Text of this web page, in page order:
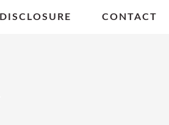
DISCLOSURE CONTACT